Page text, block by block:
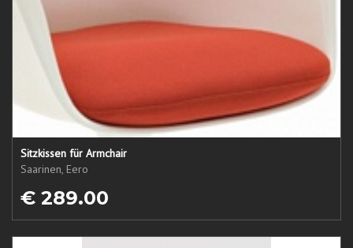
Sitzkissen für Armchair
Saarinen, Eero
€ 289.00